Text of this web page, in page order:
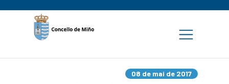
08 de mai de 2017